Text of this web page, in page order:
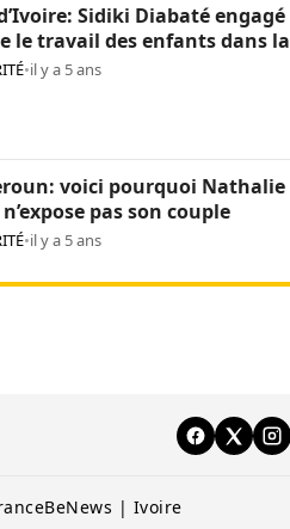
Sidiki Diabaté engagé
le travail des enfants dans la
•il y a 5 ans
voici pourquoi Nathalie
pas son couple
•il y a 5 ans
BeNews | Ivoire